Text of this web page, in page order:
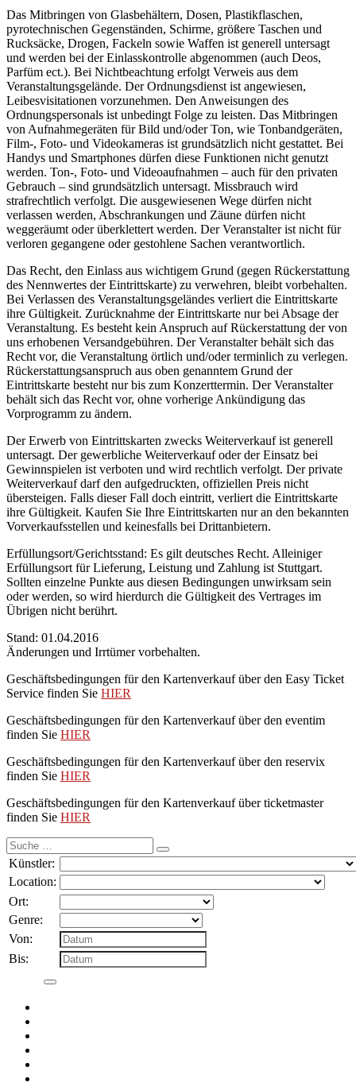
Das Mitbringen von Glasbehältern, Dosen, Plastikflaschen,
pyrotechnischen Gegenständen, Schirme, größere Taschen und
Rucksäcke, Drogen, Fackeln sowie Waffen ist generell untersagt
und werden bei der Einlasskontrolle abgenommen (auch Deos,
Parfüm ect.). Bei Nichtbeachtung erfolgt Verweis aus dem
Veranstaltungsgelände. Der Ordnungsdienst ist angewiesen,
Leibesvisitationen vorzunehmen. Den Anweisungen des
Ordnungspersonals ist unbedingt Folge zu leisten. Das Mitbringen
von Aufnahmegeräten für Bild und/oder Ton, wie Tonbandgeräten,
Film-, Foto- und Videokameras ist grundsätzlich nicht gestattet. Bei
Handys und Smartphones dürfen diese Funktionen nicht genutzt
werden. Ton-, Foto- und Videoaufnahmen – auch für den privaten
Gebrauch – sind grundsätzlich untersagt. Missbrauch wird
strafrechtlich verfolgt. Die ausgewiesenen Wege dürfen nicht
verlassen werden, Abschrankungen und Zäune dürfen nicht
weggeräumt oder überklettert werden. Der Veranstalter ist nicht für
verloren gegangene oder gestohlene Sachen verantwortlich.
Das Recht, den Einlass aus wichtigem Grund (gegen Rückerstattung
des Nennwertes der Eintrittskarte) zu verwehren, bleibt vorbehalten.
Bei Verlassen des Veranstaltungsgeländes verliert die Eintrittskarte
ihre Gültigkeit. Zurücknahme der Eintrittskarte nur bei Absage der
Veranstaltung. Es besteht kein Anspruch auf Rückerstattung der von
uns erhobenen Versandgebühren. Der Veranstalter behält sich das
Recht vor, die Veranstaltung örtlich und/oder terminlich zu verlegen.
Rückerstattungsanspruch aus oben genanntem Grund der
Eintrittskarte besteht nur bis zum Konzerttermin. Der Veranstalter
behält sich das Recht vor, ohne vorherige Ankündigung das
Vorprogramm zu ändern.
Der Erwerb von Eintrittskarten zwecks Weiterverkauf ist generell
untersagt. Der gewerbliche Weiterverkauf oder der Einsatz bei
Gewinnspielen ist verboten und wird rechtlich verfolgt. Der private
Weiterverkauf darf den aufgedruckten, offiziellen Preis nicht
übersteigen. Falls dieser Fall doch eintritt, verliert die Eintrittskarte
ihre Gültigkeit. Kaufen Sie Ihre Eintrittskarten nur an den bekannten
Vorverkaufsstellen und keinesfalls bei Drittanbietern.
Erfüllungsort/Gerichtsstand: Es gilt deutsches Recht. Alleiniger
Erfüllungsort für Lieferung, Leistung und Zahlung ist Stuttgart.
Sollten einzelne Punkte aus diesen Bedingungen unwirksam sein
oder werden, so wird hierdurch die Gültigkeit des Vertrages im
Übrigen nicht berührt.
Stand: 01.04.2016
Änderungen und Irrtümer vorbehalten.
Geschäftsbedingungen für den Kartenverkauf über den Easy Ticket
Service finden Sie HIER
Geschäftsbedingungen für den Kartenverkauf über den eventim
finden Sie HIER
Geschäftsbedingungen für den Kartenverkauf über den reservix
finden Sie HIER
Geschäftsbedingungen für den Kartenverkauf über ticketmaster
finden Sie HIER
Suche
nach:
Künstler:
Location:
Ort:
Genre:
Von:
Bis: